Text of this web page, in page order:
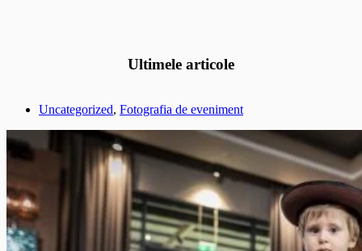
Ultimele articole
Uncategorized, Fotografia de eveniment